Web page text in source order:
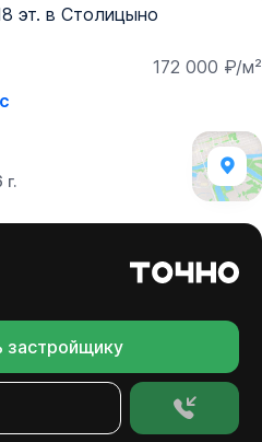
эт. в Столицыно
172 000 ₽/м²
застройщику